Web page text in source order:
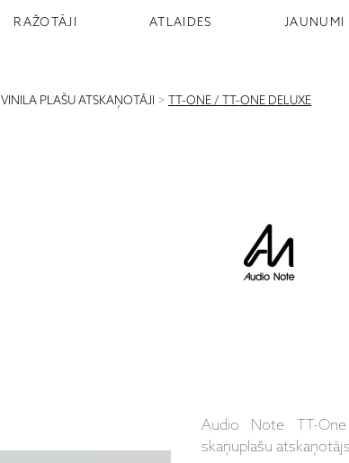
RAŽOTĀJI ATLAIDES JAUNUMI
VINILA PLAŠU ATSKAŅOTĀJI > TT-ONE / TT-ONE DELUXE
Audio Note TT-
skaņuplašu